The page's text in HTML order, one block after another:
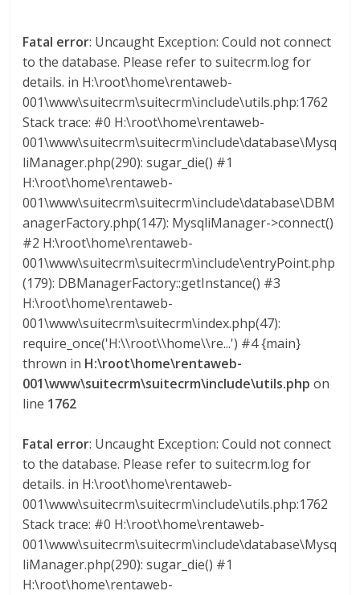
Fatal error: Uncaught Exception: Could not connect
to the database. Please refer to suitecrm.log for
details. in H:\root\home\rentaweb-
001\www\suitecrm\suitecrm\include\utils.php:1762
Stack trace: #0 H:\root\home\rentaweb-
001\www\suitecrm\suitecrm\include\database\Mysq
liManager.php(290): sugar_die() #1
H:\root\home\rentaweb-
001\www\suitecrm\suitecrm\include\database\DBM
anagerFactory.php(147): MysqliManager->connect()
#2 H:\root\home\rentaweb-
001\www\suitecrm\suitecrm\include\entryPoint.php
(179): DBManagerFactory::getInstance() #3
H:\root\home\rentaweb-
001\www\suitecrm\suitecrm\index.php(47):
require_once('H:\\root\\home\\re...') #4 {main}
thrown in H:\root\home\rentaweb-
001\www\suitecrm\suitecrm\include\utils.php on
line 1762
Fatal error: Uncaught Exception: Could not connect
to the database. Please refer to suitecrm.log for
details. in H:\root\home\rentaweb-
001\www\suitecrm\suitecrm\include\utils.php:1762
Stack trace: #0 H:\root\home\rentaweb-
001\www\suitecrm\suitecrm\include\database\Mysq
liManager.php(290): sugar_die() #1
H:\root\home\rentaweb-